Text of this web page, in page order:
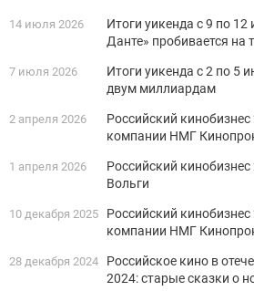
14 июля 2026
Итоги уикенда с 9 по
Данте» пробивается на
7 июля 2026
Итоги уикенда с 2 по 5
двум миллиардам
2 апреля 2026
Российский
компании НМГ
1 апреля 2026
Российский
Вольги
10 декабря 2025
Российский
компании НМГ
28 декабря 2024
Российское кино в
2024: старые сказки о